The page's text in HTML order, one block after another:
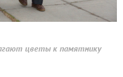
цветы к памятнику